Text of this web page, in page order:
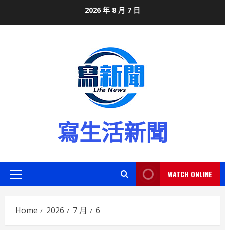
2026 年 8 月 7 日
寫生活新聞
Primary
WATCH ONLINE
Home 2026 7 月 6